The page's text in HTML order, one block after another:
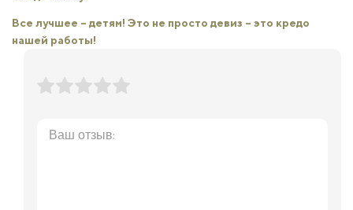
Все лучшее – детям! Это не просто девиз – это кредо
нашей работы!